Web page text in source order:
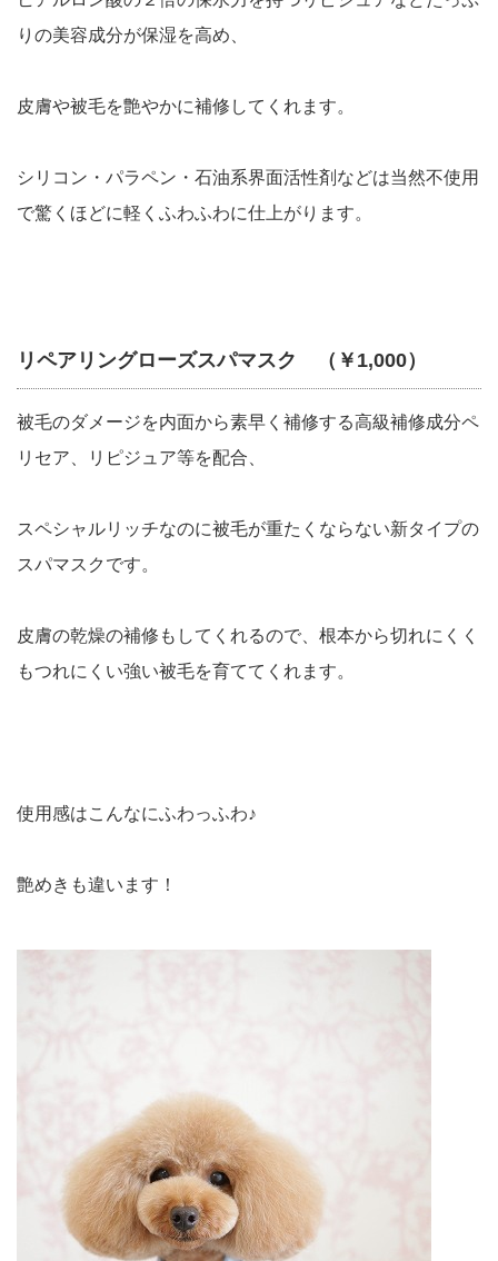
りの美容成分が保湿を高め、
皮膚や被毛を艶やかに補修してくれます。
シリコン・パラペン・石油系界面活性剤などは当然不使用
で驚くほどに軽くふわふわに仕上がります。
リペアリングローズスパマスク （￥1,000）
被毛のダメージを内面から素早く補修する高級補修成分ペ
リセア、リピジュア等を配合、
スペシャルリッチなのに被毛が重たくならない新タイプの
スパマスクです。
皮膚の乾燥の補修もしてくれるので、根本から切れにくく
もつれにくい強い被毛を育ててくれます。
使用感はこんなにふわっふわ♪
艶めきも違います！